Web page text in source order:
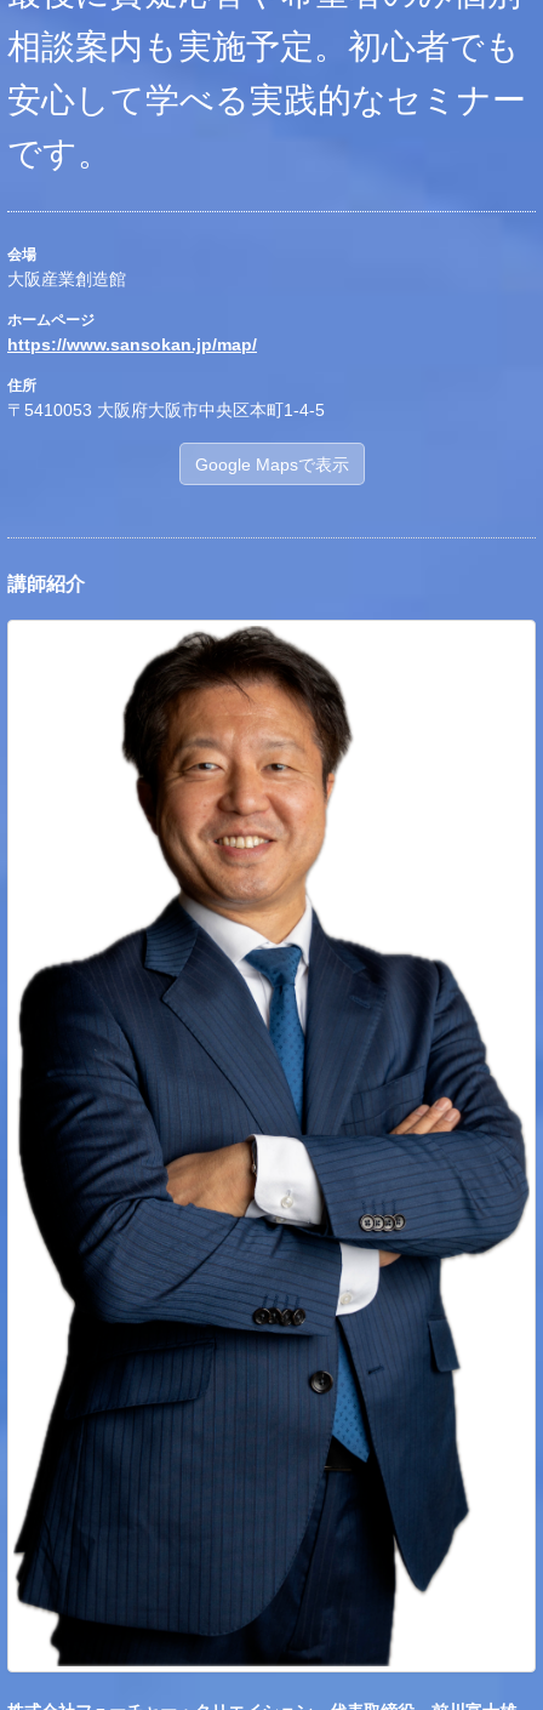
相談案内も実施予定。初心者でも
安心して学べる実践的なセミナー
です。
会場
大阪産業創造館
ホームページ
https://www.sansokan.jp/map/
住所
〒5410053 大阪府大阪市中央区本町1-4-5
Google Mapsで表示
講師紹介